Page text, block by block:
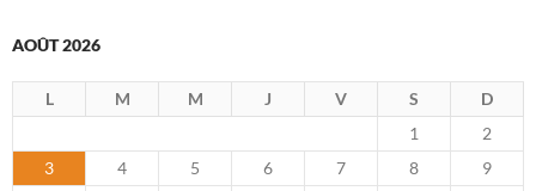
AOÛT 2026
L M M J V S
D
1
2
3
4 5 6 7 8
9